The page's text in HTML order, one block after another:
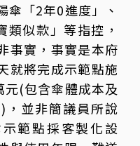
傘「2年0進度」、
類似款」等指控，
事實，事實是本府
就將完成示範點施
(包含傘體成本及
，並非簡議員所說
範點採客製化設